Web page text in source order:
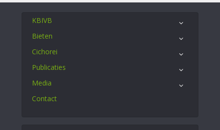
KBIVB
Bieten
Cichorei
Publicaties
Media
Contact